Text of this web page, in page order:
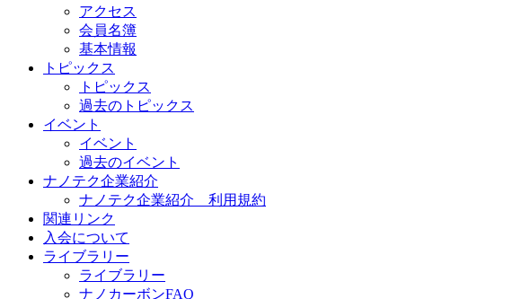
アクセス
会員名簿
基本情報
トピックス
トピックス
過去のトピックス
イベント
イベント
過去のイベント
ナノテク企業紹介
ナノテク企業紹介 利用規約
関連リンク
入会について
ライブラリー
ライブラリー
ナノカーボンFAQ